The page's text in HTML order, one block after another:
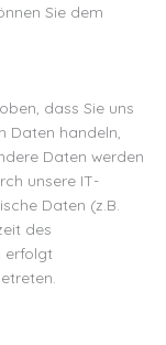
Sie dem
dass Sie uns
Daten handeln,
Daten werden
unsere IT-
Daten (z.B.
des
erfolgt